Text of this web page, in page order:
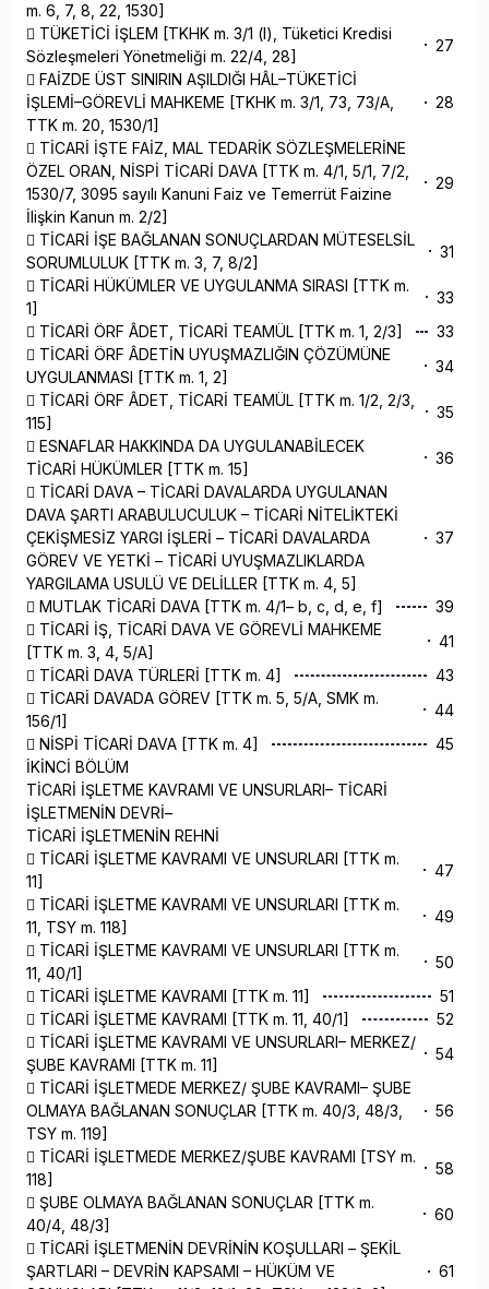
m. 6, 7, 8, 22, 1530]
 TÜKETİCİ İŞLEM [TKHK m. 3/1 (l), Tüketici Kredisi
Sözleşmeleri Yönetmeliği m. 22/4, 28]
27
 FAİZDE ÜST SINIRIN AŞILDIĞI HÂL–TÜKETİCİ
İŞLEMİ–GÖREVLİ MAHKEME [TKHK m. 3/1, 73, 73/A,
TTK m. 20, 1530/1]
28
 TİCARİ İŞTE FAİZ, MAL TEDARİK SÖZLEŞMELERİNE
ÖZEL ORAN, NİSPİ TİCARİ DAVA [TTK m. 4/1, 5/1, 7/2,
1530/7, 3095 sayılı Kanuni Faiz ve Temerrüt Faizine
İlişkin Kanun m. 2/2]
29
 TİCARİ İŞE BAĞLANAN SONUÇLARDAN MÜTESELSİL
SORUMLULUK [TTK m. 3, 7, 8/2]
31
 TİCARİ HÜKÜMLER VE UYGULANMA SIRASI [TTK m.
1]
33
 TİCARİ ÖRF ÂDET, TİCARİ TEAMÜL [TTK m. 1, 2/3]
33
 TİCARİ ÖRF ÂDETİN UYUŞMAZLIĞIN ÇÖZÜMÜNE
UYGULANMASI [TTK m. 1, 2]
34
 TİCARİ ÖRF ÂDET, TİCARİ TEAMÜL [TTK m. 1/2, 2/3,
115]
35
 ESNAFLAR HAKKINDA DA UYGULANABİLECEK
TİCARİ HÜKÜMLER [TTK m. 15]
36
 TİCARİ DAVA – TİCARİ DAVALARDA UYGULANAN
DAVA ŞARTI ARABULUCULUK – TİCARİ NİTELİKTEKİ
ÇEKİŞMESİZ YARGI İŞLERİ – TİCARİ DAVALARDA
GÖREV VE YETKİ – TİCARİ UYUŞMAZLIKLARDA
YARGILAMA USULÜ VE DELİLLER [TTK m. 4, 5]
37
 MUTLAK TİCARİ DAVA [TTK m. 4/1– b, c, d, e, f]
39
 TİCARİ İŞ, TİCARİ DAVA VE GÖREVLİ MAHKEME
[TTK m. 3, 4, 5/A]
41
 TİCARİ DAVA TÜRLERİ [TTK m. 4]
43
 TİCARİ DAVADA GÖREV [TTK m. 5, 5/A, SMK m.
156/1]
44
 NİSPİ TİCARİ DAVA [TTK m. 4]
45
İKİNCİ BÖLÜM
TİCARİ İŞLETME KAVRAMI VE UNSURLARI– TİCARİ
İŞLETMENİN DEVRİ–
TİCARİ İŞLETMENİN REHNİ
 TİCARİ İŞLETME KAVRAMI VE UNSURLARI [TTK m.
11]
47
 TİCARİ İŞLETME KAVRAMI VE UNSURLARI [TTK m.
11, TSY m. 118]
49
 TİCARİ İŞLETME KAVRAMI VE UNSURLARI [TTK m.
11, 40/1]
50
 TİCARİ İŞLETME KAVRAMI [TTK m. 11]
51
 TİCARİ İŞLETME KAVRAMI [TTK m. 11, 40/1]
52
 TİCARİ İŞLETME KAVRAMI VE UNSURLARI– MERKEZ/
ŞUBE KAVRAMI [TTK m. 11]
54
 TİCARİ İŞLETMEDE MERKEZ/ ŞUBE KAVRAMI– ŞUBE
OLMAYA BAĞLANAN SONUÇLAR [TTK m. 40/3, 48/3,
TSY m. 119]
56
 TİCARİ İŞLETMEDE MERKEZ/ŞUBE KAVRAMI [TSY m.
118]
58
 ŞUBE OLMAYA BAĞLANAN SONUÇLAR [TTK m.
40/4, 48/3]
60
 TİCARİ İŞLETMENİN DEVRİNİN KOŞULLARI – ŞEKİL
ŞARTLARI – DEVRİN KAPSAMI – HÜKÜM VE
61